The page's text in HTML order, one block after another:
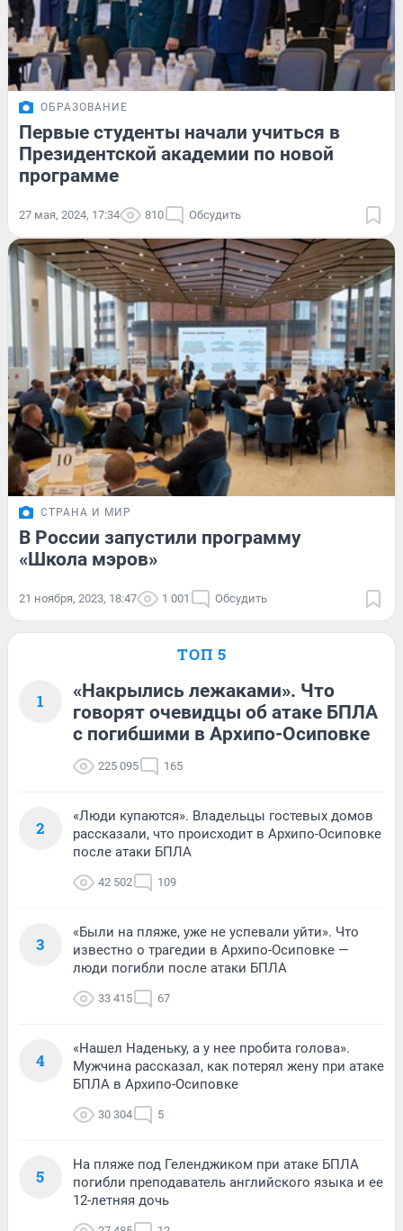
ОБРАЗОВАНИЕ
Первые студенты начали учиться в
Президентской академии по новой
программе
27 мая, 2024, 17:34 810 Обсудить
СТРАНА И МИР
В России запустили программу
«Школа мэров»
21 ноября, 2023, 18:47 1 001 Обсудить
ТОП 5
1
«Накрылись лежаками». Что
говорят очевидцы об атаке БПЛА
с погибшими в Архипо-Осиповке
225 095 165
2
«Люди купаются». Владельцы гостевых домов
рассказали, что происходит в Архипо-Осиповке
после атаки БПЛА
42 502 109
3
«Были на пляже, уже не успевали уйти». Что
известно о трагедии в Архипо-Осиповке —
люди погибли после атаки БПЛА
33 415 67
4
«Нашел Наденьку, а у нее пробита голова».
Мужчина рассказал, как потерял жену при атаке
БПЛА в Архипо-Осиповке
30 304 5
5
На пляже под Геленджиком при атаке БПЛА
погибли преподаватель английского языка и ее
12-летняя дочь